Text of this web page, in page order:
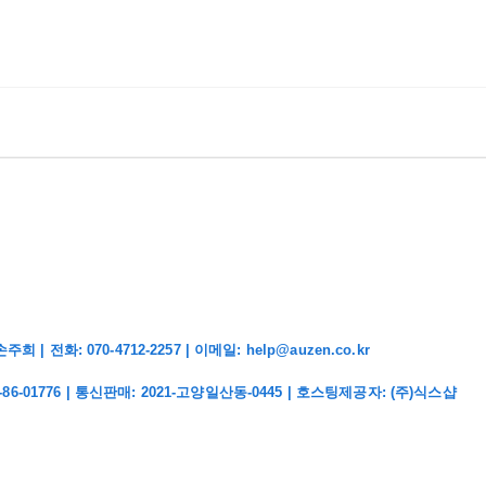
주희 | 전화: 070-4712-2257 | 이메일: help@auzen.co.kr
01776 | 통신판매: 2021-고양일산동-0445 | 호스팅제공자: (주)식스샵